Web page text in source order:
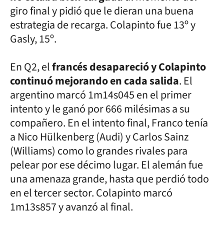
giro final y pidió que le dieran una buena
estrategia de recarga. Colapinto fue 13º y
Gasly, 15º.
En Q2, elfrancés desapareció y Colapinto
continuó mejorando en cada salida. El
argentino marcó 1m14s045 en el primer
intento y le ganó por 666 milésimas a su
compañero. En el intento final, Franco tenía
a Nico Hülkenberg (Audi) y Carlos Sainz
(Williams) como lo grandes rivales para
pelear por ese décimo lugar. El alemán fue
una amenaza grande, hasta que perdió todo
en el tercer sector. Colapinto marcó
1m13s857 y avanzó al final.